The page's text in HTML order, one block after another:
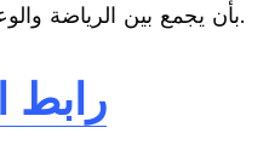
بأن يجمع بين الرياضة والوعي المالي.
رابط